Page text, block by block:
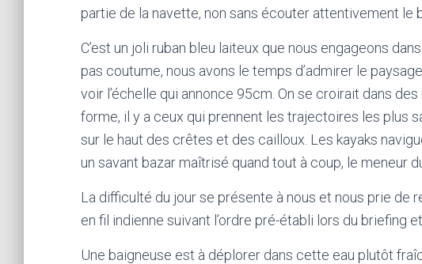
partie de la navette, non sans écouter attentivement le
C’est un joli ruban bleu laiteux que nous engageons
pas coutume, nous avons le temps d’admirer le
voir l’échelle qui annonce 95cm. On se croirait dans
forme, il y a ceux qui prennent les trajectoires les plus
sur le haut des crêtes et des cailloux. Les kayaks
un savant bazar maîtrisé quand tout à coup, le meneur
La difficulté du jour se présente à nous et nous prie de
en fil indienne suivant l’ordre pré-établi lors du briefing
Une baigneuse est à déplorer dans cette eau plutôt